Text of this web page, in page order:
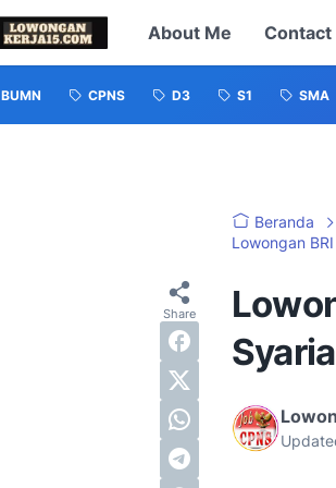
About Me Contact
BUMN CPNS D3 S1 SMA
Beranda
Lowongan BRI